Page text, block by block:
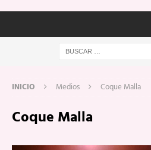
INICIO Medios Coque Malla
Coque Malla